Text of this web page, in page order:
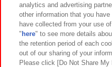
関連会社 サステナビ
プライバシーポリシー ウェ
analytics and advertising
other information that you
have collected from your use
" here" to see more details
the retention period of each
out of our sharing of your
Please click [Do Not Share